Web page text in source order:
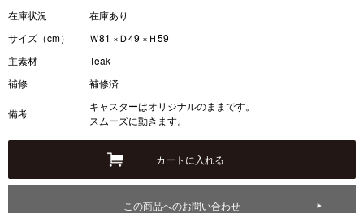
在庫状況
在庫あり
サイズ（cm）
Ｗ81 ×Ｄ49 ×Ｈ59
主素材
Teak
補修
補修済
備考
キャスターはオリジナルのままです。
スムーズに動きます。
この商品へのお問い合わせ